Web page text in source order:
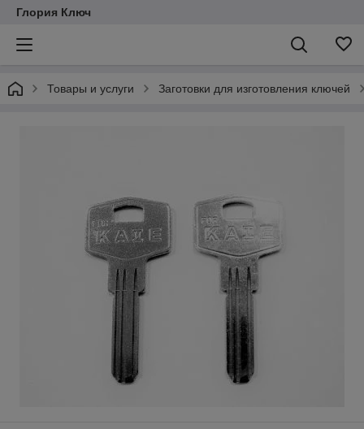
Глория Ключ
Товары и услуги Заготовки для изготовления ключей